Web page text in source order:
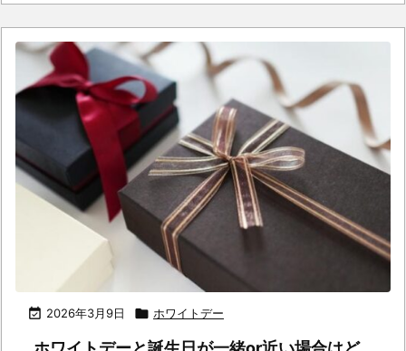
 2026年3月9日  ホワイトデー